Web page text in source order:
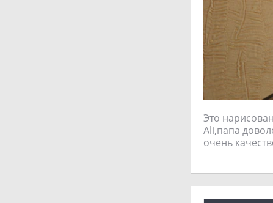
Это
Ali,папа
очень